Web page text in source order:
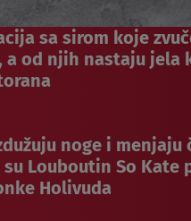
sa sirom koje
a od njih nastaju jela
noge i menjaju
Louboutin So Kate
Holivuda